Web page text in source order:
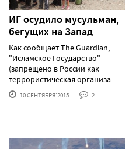
ИГ осудило мусульман,
бегущих на Запад
Как сообщает The Guardian,
"Исламское Государство"
(запрещено в России как
террористическая организа......
10 СЕНТЯБРЯ'2015 2